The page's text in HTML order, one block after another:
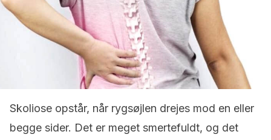
Skoliose opstår, når rygsøjlen drejes mod en eller
begge sider. Det er meget smertefuldt, og det